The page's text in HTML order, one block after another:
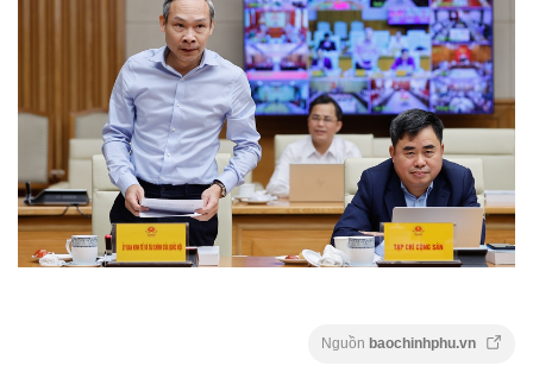
Nguồn baochinhphu.vn